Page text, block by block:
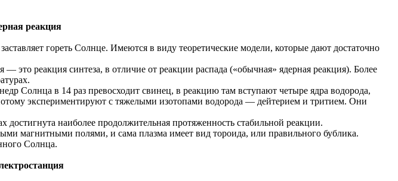
реакция
гореть Солнце. Имеются в виду теоретические модели, которые дают достаточно
это реакция синтеза, в отличие от реакции распада («обычная» ядерная реакция). Более
Солнца в 14 раз превосходит свинец, в реакцию там вступают четыре ядра водорода,
экспериментируют с тяжелыми изотопами водорода — дейтерием и тритием. Они
достигнута наиболее продолжительная протяженность стабильной реакции.
магнитными полями, и сама плазма имеет видтороида, или правильного бублика.
Солнца.